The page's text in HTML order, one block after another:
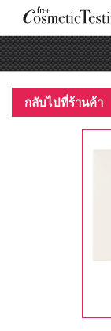
กลับไปที่ร้านค้า